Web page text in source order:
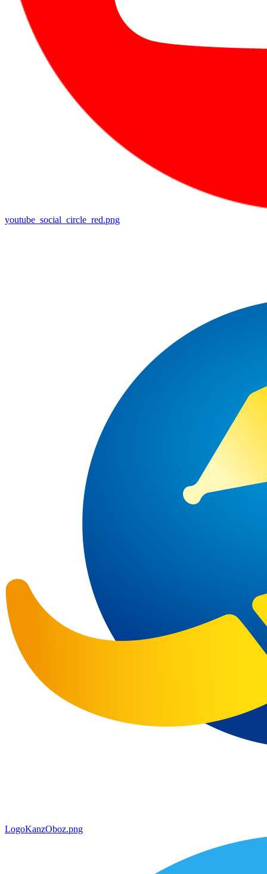
youtube_social_circle_red.png
LogoKanzOboz.png